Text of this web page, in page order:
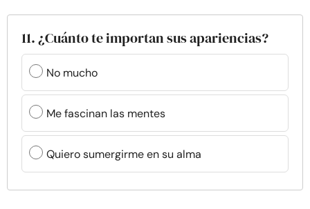
11. ¿Cuánto te importan sus apariencias?
No mucho
Me fascinan las mentes
Quiero sumergirme en su alma